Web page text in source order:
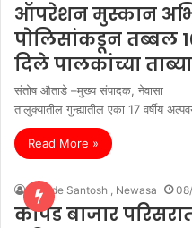
ऑपरेशन मुस्कान
पोलिसांकडून तब्बल
दिले पालकांच्या
संतोष औताडे –मुख्य संपादक,
तालुक्यातील गुन्ह्यातील एका 17 वर्षीय
Read More »
Autade Santosh , Newasa
कापड बाजार